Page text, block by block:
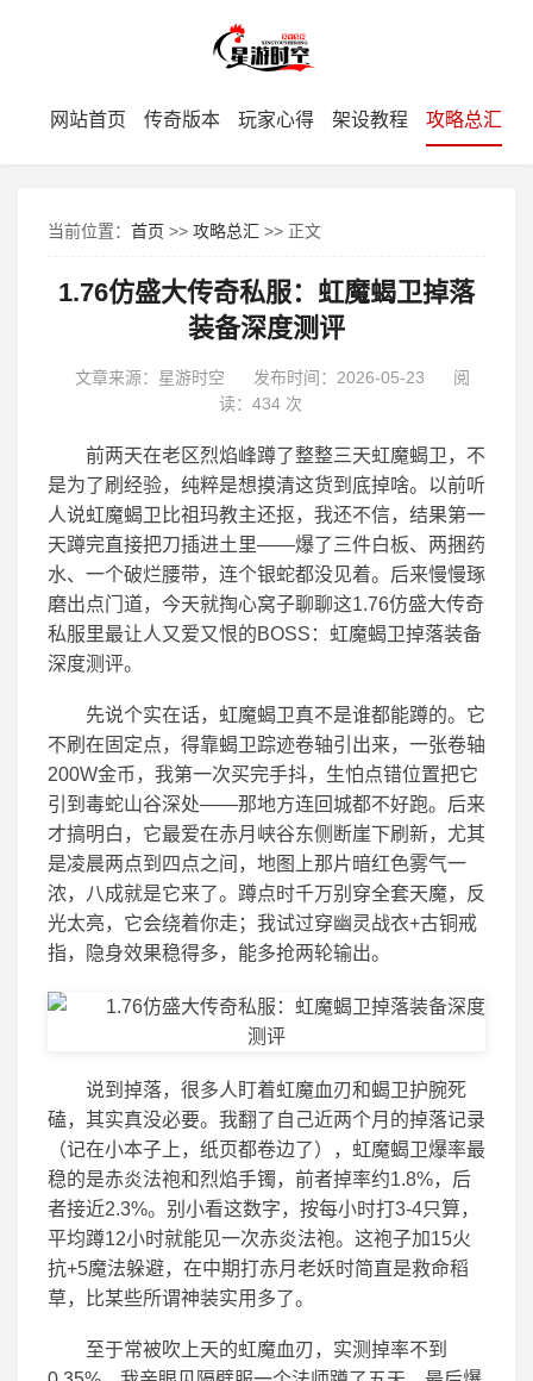
网站首页 传奇版本 玩家心得 架设教程 攻略总汇
当前位置： 首页 >> 攻略总汇 >> 正文
1.76仿盛大传奇私服：虹魔蝎卫掉落
装备深度测评
文章来源：星游时空 发布时间：2026-05-23
阅
读： 434 次
前两天在老区烈焰峰蹲了整整三天虹魔蝎卫，不
是为了刷经验，纯粹是想摸清这货到底掉啥。以前听
人说虹魔蝎卫比祖玛教主还抠，我还不信，结果第一
天蹲完直接把刀插进土里——爆了三件白板、两捆药
水、一个破烂腰带，连个银蛇都没见着。后来慢慢琢
磨出点门道，今天就掏心窝子聊聊这1.76仿盛大传奇
私服里最让人又爱又恨的BOSS：虹魔蝎卫掉落装备
深度测评。
先说个实在话，虹魔蝎卫真不是谁都能蹲的。它
不刷在固定点，得靠蝎卫踪迹卷轴引出来，一张卷轴
200W金币，我第一次买完手抖，生怕点错位置把它
引到毒蛇山谷深处——那地方连回城都不好跑。后来
才搞明白，它最爱在赤月峡谷东侧断崖下刷新，尤其
是凌晨两点到四点之间，地图上那片暗红色雾气一
浓，八成就是它来了。蹲点时千万别穿全套天魔，反
光太亮，它会绕着你走；我试过穿幽灵战衣+古铜戒
指，隐身效果稳得多，能多抢两轮输出。
说到掉落，很多人盯着虹魔血刃和蝎卫护腕死
磕，其实真没必要。我翻了自己近两个月的掉落记录
（记在小本子上，纸页都卷边了），虹魔蝎卫爆率最
稳的是赤炎法袍和烈焰手镯，前者掉率约1.8%，后
者接近2.3%。别小看这数字，按每小时打3-4只算，
平均蹲12小时就能见一次赤炎法袍。这袍子加15火
抗+5魔法躲避，在中期打赤月老妖时简直是救命稻
草，比某些所谓神装实用多了。
至于常被吹上天的虹魔血刃，实测掉率不到